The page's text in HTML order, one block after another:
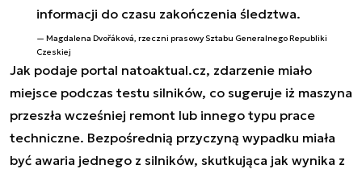
informacji do czasu zakończenia śledztwa.
Magdalena Dvořáková, rzeczni prasowy Sztabu Generalnego Republiki
Czeskiej
Jak podaje portal natoaktual.cz, zdarzenie miało
miejsce podczas testu silników, co sugeruje iż maszyna
przeszła wcześniej remont lub innego typu prace
techniczne. Bezpośrednią przyczyną wypadku miała
być awaria jednego z silników, skutkująca jak wynika z